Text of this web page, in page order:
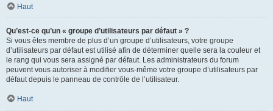
Haut
Qu’est-ce qu’un « groupe d’utilisateurs par défaut » ?
Si vous êtes membre de plus d’un groupe d’utilisateurs, votre groupe
d’utilisateurs par défaut est utilisé afin de déterminer quelle sera la couleur et
le rang qui vous sera assigné par défaut. Les administrateurs du forum
peuvent vous autoriser à modifier vous-même votre groupe d’utilisateurs par
défaut depuis le panneau de contrôle de l’utilisateur.
Haut